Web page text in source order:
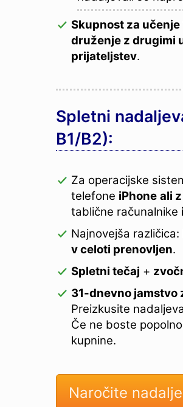
Skupnost za
druženje z drugimi
prijateljstev.
Spletni
B1/B2):
Za operacijske
telefone iPhone ali
tablične računalnike
Najnovejša
v celoti prenovljen.
Spletni tečaj +
31-dnevno jamstvo
Preizkusite
Če ne boste
kupnine.
Naročite